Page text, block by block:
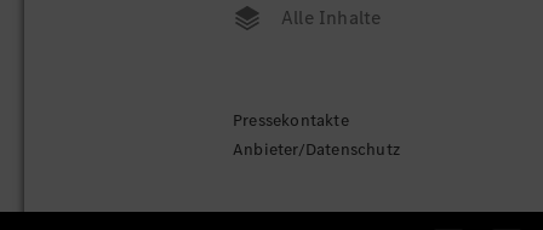
Alle Inhalte
Pressekontakte
Anbieter/Datenschutz
Mercedes-Benz erweitert die
Lademöglichkeiten für
Kundinnen und Kunden: Zugang